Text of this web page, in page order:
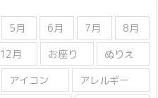
5月 6月 7月
8月
12月 お座り
ぬりえ
アイコン
アレルギー